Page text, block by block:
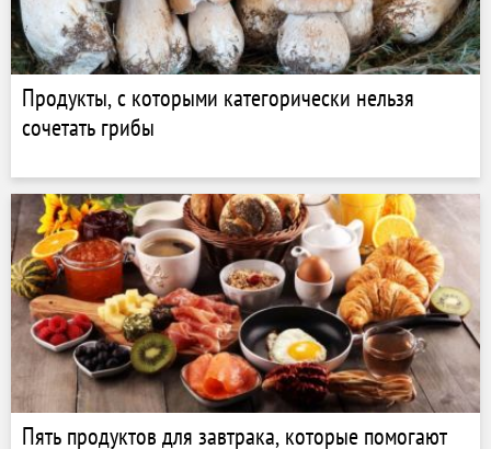
Продукты, с которыми категорически нельзя
сочетать грибы
Пять продуктов для завтрака, которые помогают